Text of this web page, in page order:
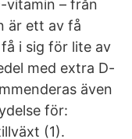
vitamin – från
är ett av få
i sig för lite av
med extra D-
även
för:
(1).